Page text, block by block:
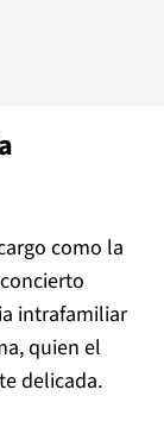
como la
intrafamiliar
quien el
delicada.